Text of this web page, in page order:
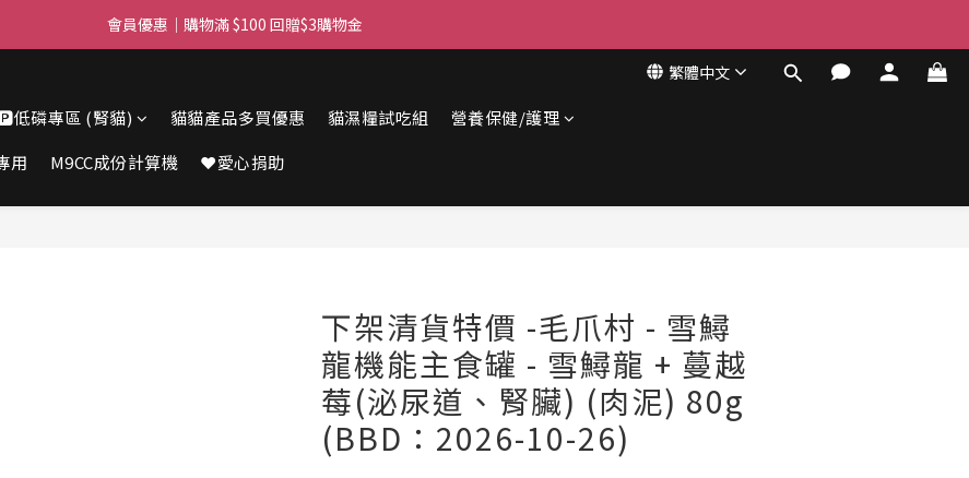
滿$450免費送貨上門 I 滿$350免運 順豐自取
繁體中文
低磷專區 (腎貓) 貓貓產品多買優惠 貓濕糧試吃組
營養保健/護理
用 M9CC成份計算機 ❤️愛心捐助
下架清貨特價 -毛爪村 - 雪鱘
龍機能主食罐 - 雪鱘龍 + 蔓越
莓(泌尿道、腎臟) (肉泥) 80g
(BBD：2026-10-26)